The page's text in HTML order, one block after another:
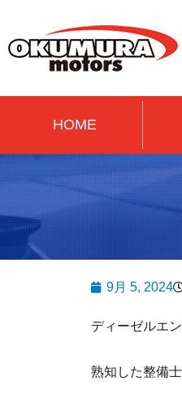
HOME
9月 5, 2024
ディーゼルエ
熟知した整備